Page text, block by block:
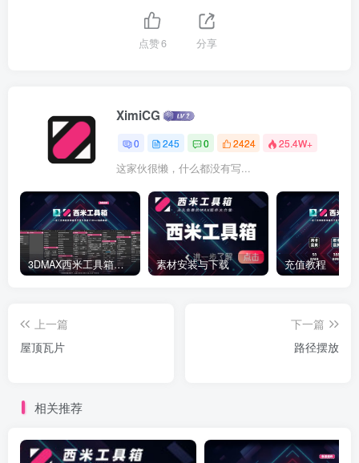
点赞6 分享
XimiCG
0 245 0 2424 25.4W+
这家伙很懒，什么都没有写...
3DMAX西米工具箱下载 素材安装与下载 充值教程
上一篇
屋顶瓦片
下一篇
路径摆放
相关推荐